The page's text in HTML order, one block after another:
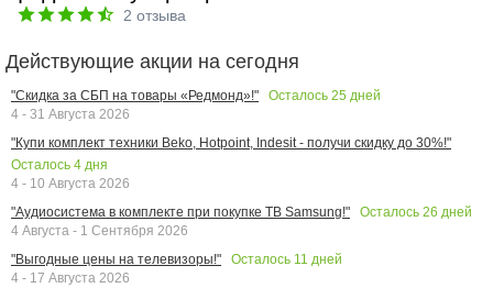
2 отзыва
Действующие акции на сегодня
"Скидка за СБП на товары «Редмонд»!" Осталось 25 дней
4 - 31 Августа 2026
"Купи комплект техники Beko, Hotpoint, Indesit - получи скидку до 30%!"
Осталось 4 дня
4 - 10 Августа 2026
"Аудиосистема в комплекте при покупке ТВ Samsung!"
Осталось 26 дней
4 Августа - 1 Сентября 2026
"Выгодные цены на телевизоры!"
Осталось 11 дней
4 - 17 Августа 2026